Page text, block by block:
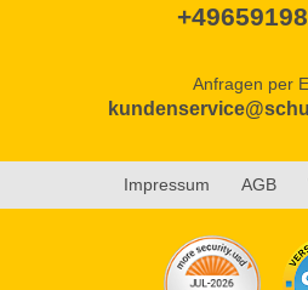
Anfragen per
Impressum AGB